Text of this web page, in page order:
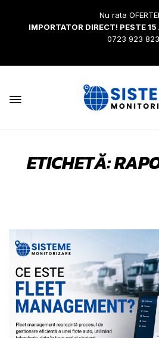
Nu rata
IMPORTATOR DIRECT! PESTE 15
0723 923 823
ETICHETĂ: